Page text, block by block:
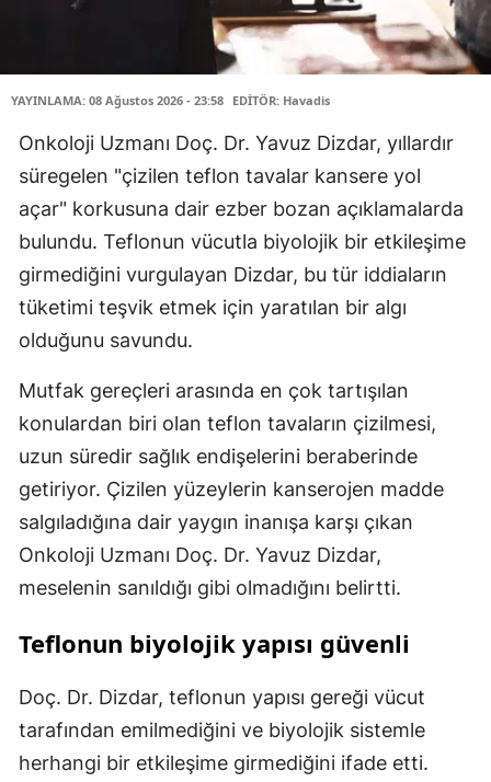
YAYINLAMA: 08 Ağustos 2026 - 23:58 EDİTÖR: Havadis
Onkoloji Uzmanı Doç. Dr. Yavuz Dizdar, yıllardır
süregelen "çizilen teflon tavalar kansere yol
açar" korkusuna dair ezber bozan açıklamalarda
bulundu. Teflonun vücutla biyolojik bir etkileşime
girmediğini vurgulayan Dizdar, bu tür iddiaların
tüketimi teşvik etmek için yaratılan bir algı
olduğunu savundu.
Mutfak gereçleri arasında en çok tartışılan
konulardan biri olan teflon tavaların çizilmesi,
uzun süredir sağlık endişelerini beraberinde
getiriyor. Çizilen yüzeylerin kanserojen madde
salgıladığına dair yaygın inanışa karşı çıkan
Onkoloji Uzmanı Doç. Dr. Yavuz Dizdar,
meselenin sanıldığı gibi olmadığını belirtti.
Teflonun biyolojik yapısı güvenli
Doç. Dr. Dizdar, teflonun yapısı gereği vücut
tarafından emilmediğini ve biyolojik sistemle
herhangi bir etkileşime girmediğini ifade etti.